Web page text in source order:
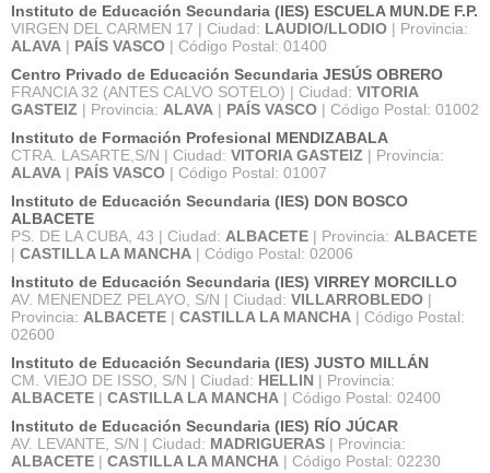
Instituto de Educación Secundaria (IES) ESCUELA MUN.DE F.P.
VIRGEN DEL CARMEN 17 | Ciudad: LAUDIO/LLODIO | Provincia:
ALAVA | PAÍS VASCO | Código Postal: 01400
Centro Privado de Educación Secundaria JESÚS OBRERO
FRANCIA 32 (ANTES CALVO SOTELO) | Ciudad: VITORIA
GASTEIZ | Provincia: ALAVA | PAÍS VASCO | Código Postal: 01002
Instituto de Formación Profesional MENDIZABALA
CTRA. LASARTE,S/N | Ciudad: VITORIA GASTEIZ | Provincia:
ALAVA | PAÍS VASCO | Código Postal: 01007
Instituto de Educación Secundaria (IES) DON BOSCO
ALBACETE
PS. DE LA CUBA, 43 | Ciudad: ALBACETE | Provincia: ALBACETE
| CASTILLA LA MANCHA | Código Postal: 02006
Instituto de Educación Secundaria (IES) VIRREY MORCILLO
AV. MENENDEZ PELAYO, S/N | Ciudad: VILLARROBLEDO |
Provincia: ALBACETE | CASTILLA LA MANCHA | Código Postal:
02600
Instituto de Educación Secundaria (IES) JUSTO MILLÁN
CM. VIEJO DE ISSO, S/N | Ciudad: HELLIN | Provincia:
ALBACETE | CASTILLA LA MANCHA | Código Postal: 02400
Instituto de Educación Secundaria (IES) RÍO JÚCAR
AV. LEVANTE, S/N | Ciudad: MADRIGUERAS | Provincia:
ALBACETE | CASTILLA LA MANCHA | Código Postal: 02230